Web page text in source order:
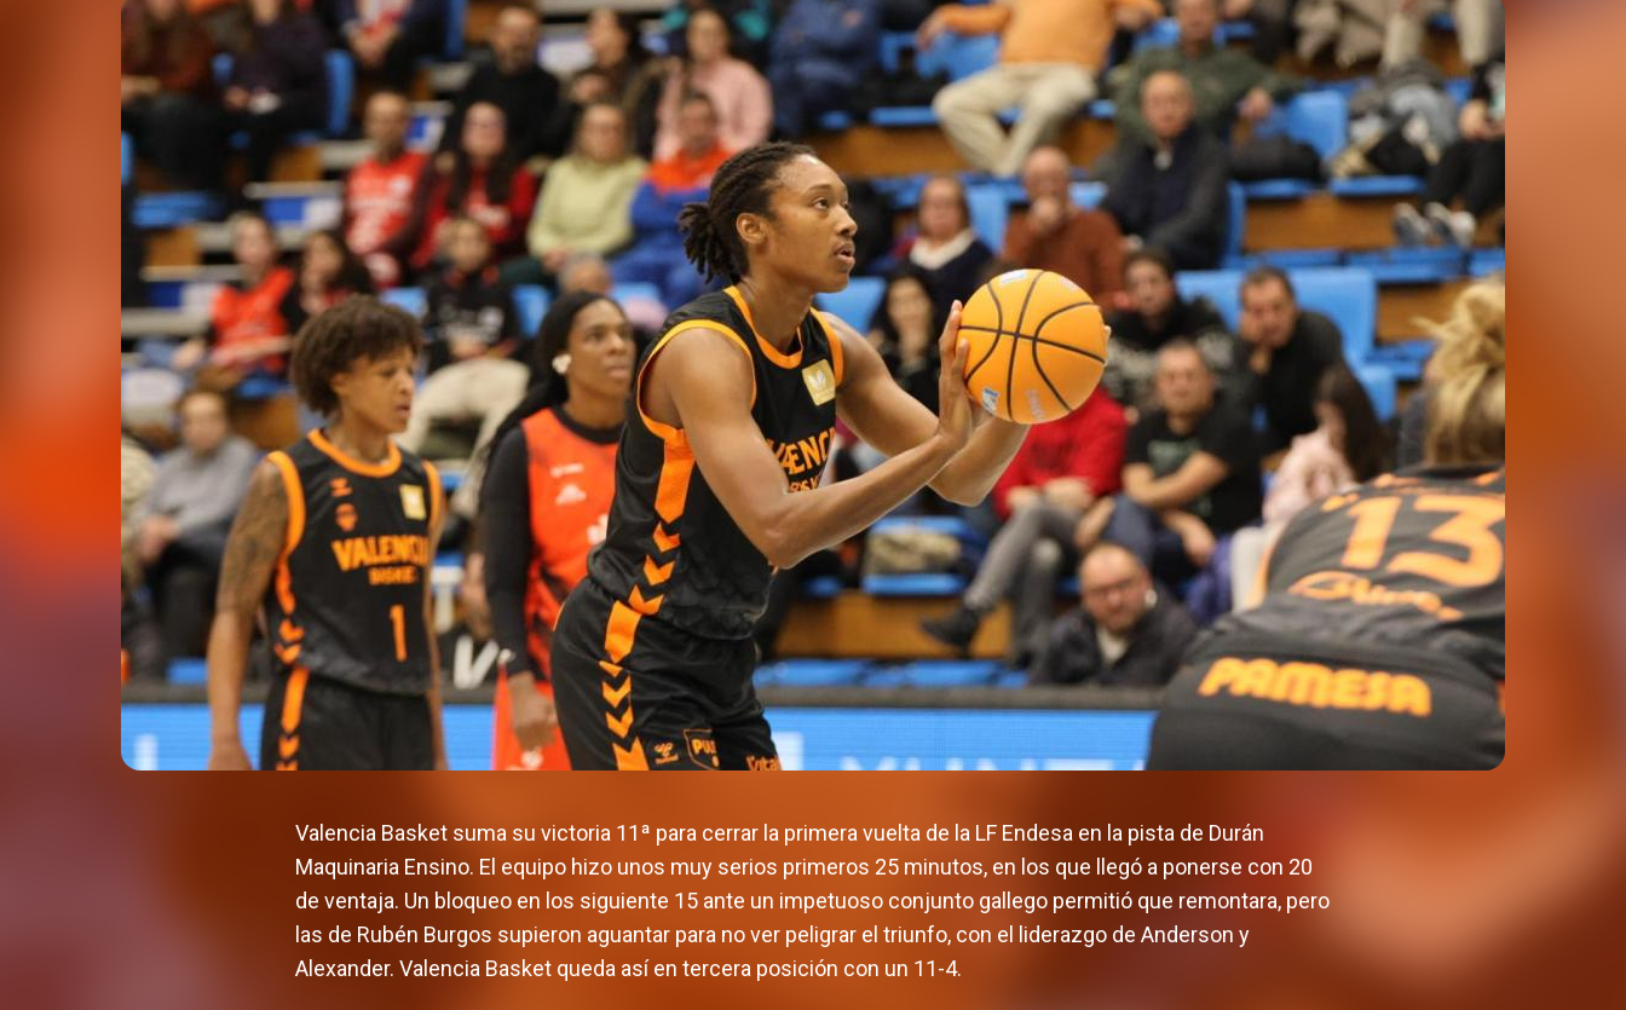
Valencia Basket suma su victoria 11ª para cerrar la primera vuelta de la LF Endesa en la pista de Durán
Maquinaria Ensino. El equipo hizo unos muy serios primeros 25 minutos, en los que llegó a ponerse con 20
de ventaja. Un bloqueo en los siguiente 15 ante un impetuoso conjunto gallego permitió que remontara, pero
las de Rubén Burgos supieron aguantar para no ver peligrar el triunfo, con el liderazgo de Anderson y
Alexander. Valencia Basket queda así en tercera posición con un 11-4.